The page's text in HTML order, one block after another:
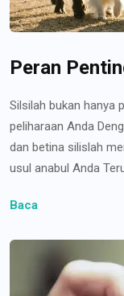
Peran
Silsilah bukan hanya
peliharaan Anda
dan betina silislah
usul anabul Anda
Baca